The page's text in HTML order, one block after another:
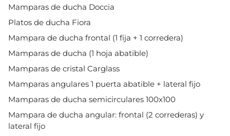
Mamparas de ducha Doccia
Platos de ducha Fiora
Mampara de ducha frontal (1 fija + 1 corredera)
Mamparas de ducha (1 hoja abatible)
Mamparas de cristal Carglass
Mamparas angulares 1 puerta abatible + lateral fijo
Mamparas de ducha semicirculares 100x100
Mampara de ducha angular: frontal (2 correderas) y
lateral fijo